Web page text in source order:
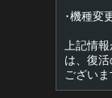
･機種変
上記情
は、復
ござい